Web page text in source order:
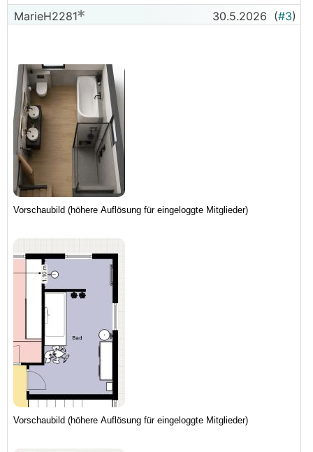
In der Lösung mit dem Waschbecken an der
linken Wand ist noch Platz für einen Hochschrank
MarieH2281 30.5.2026 (#3)